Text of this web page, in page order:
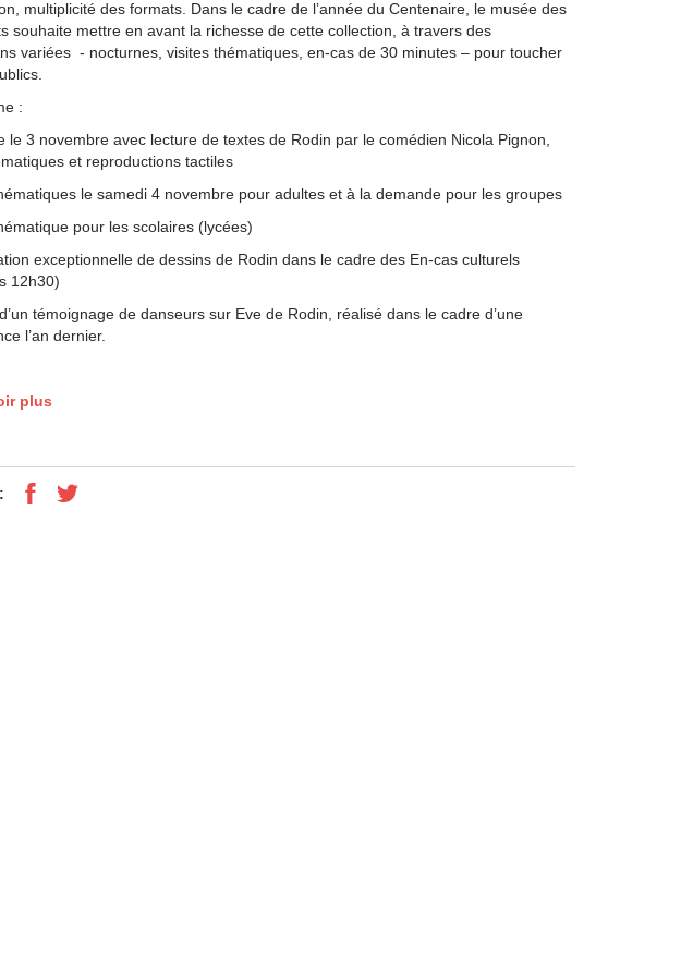
multiplicité des formats. Dans le cadre de l’année du Centenaire, le musée des
souhaite mettre en avant la richesse de cette collection, à travers des
variées - nocturnes, visites thématiques, en-cas de 30 minutes – pour toucher
:
le 3 novembre avec lecture de textes de Rodin par le comédien Nicola Pignon,
et reproductions tactiles
le samedi 4 novembre pour adultes et à la demande pour les groupes
pour les scolaires (lycées)
exceptionnelle de dessins de Rodin dans le cadre des En-cas culturels
12h30)
témoignage de danseurs sur Eve de Rodin, réalisé dans le cadre d’une
l’an dernier.
plus